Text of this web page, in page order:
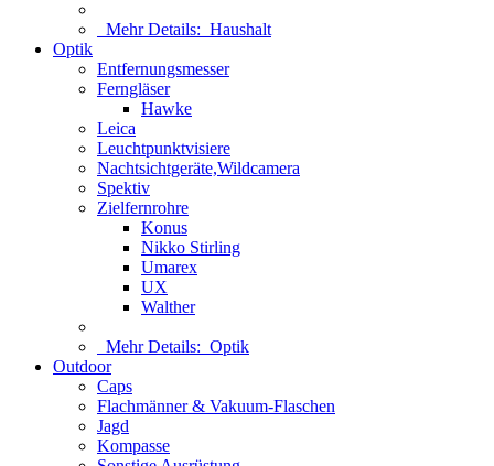
Mehr Details: Haushalt
Optik
Entfernungsmesser
Ferngläser
Hawke
Leica
Leuchtpunktvisiere
Nachtsichtgeräte,Wildcamera
Spektiv
Zielfernrohre
Konus
Nikko Stirling
Umarex
UX
Walther
Mehr Details: Optik
Outdoor
Caps
Flachmänner & Vakuum-Flaschen
Jagd
Kompasse